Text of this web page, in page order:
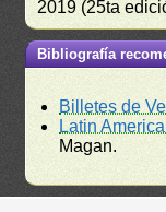
2019 (25ta
Bibliografía
Billetes de
Latin
Magan.